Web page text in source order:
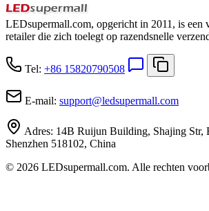
LEDsupermall.com, opgericht in 2011, is een
retailer die zich toelegt op razendsnelle
Tel: +86 15820790508
E-mail: support@ledsupermall.com
Adres: 14B Ruijun Building, Shajing Str,
Shenzhen 518102, China
© 2026 LEDsupermall.com. Alle rechten